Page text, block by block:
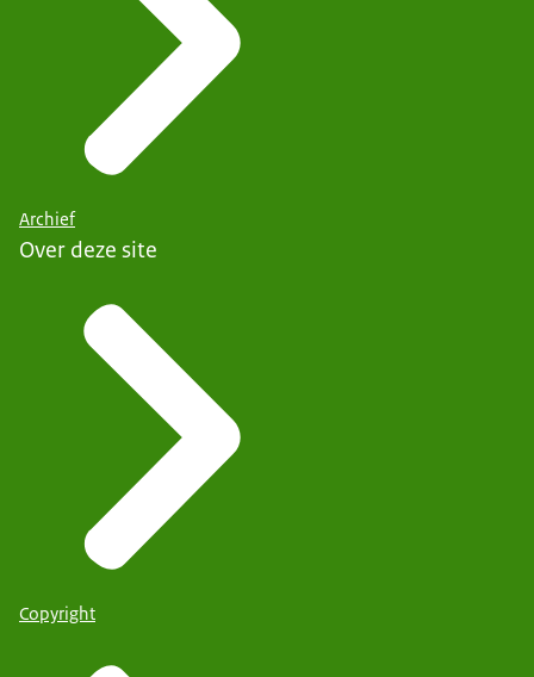
Archief
Over deze site
Copyright